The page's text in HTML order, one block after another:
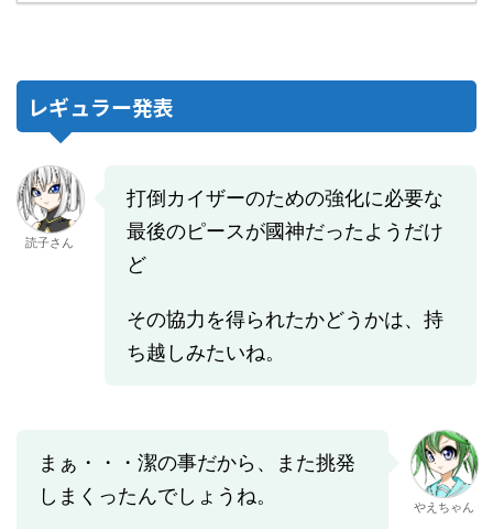
レギュラー発表
読子さん
打倒カイザーのための強化に必要な
最後のピースが國神だったようだけ
ど
その協力を得られたかどうかは、持
ち越しみたいね。
まぁ・・・潔の事だから、また挑発
しまくったんでしょうね。
やえちゃん